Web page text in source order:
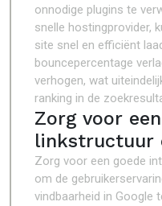
onnodige plugins te
snelle hostingprovider,
site snel en efficiënt
bouncepercentage
verhogen, wat
ranking in de
Zorg voor
linkstructuur
Zorg voor een goede
om de
vindbaarheid in Google